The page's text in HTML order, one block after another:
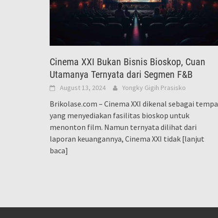
Cinema XXI Bukan Bisnis Bioskop, Cuan
Utamanya Ternyata dari Segmen F&B
August 13, 2024 Yongky Gigih Prasisko
Brikolase.com – Cinema XXI dikenal sebagai
yang menyediakan fasilitas bioskop untuk
menonton film. Namun ternyata dilihat dari
laporan keuangannya, Cinema XXI tidak [lanjut
baca]